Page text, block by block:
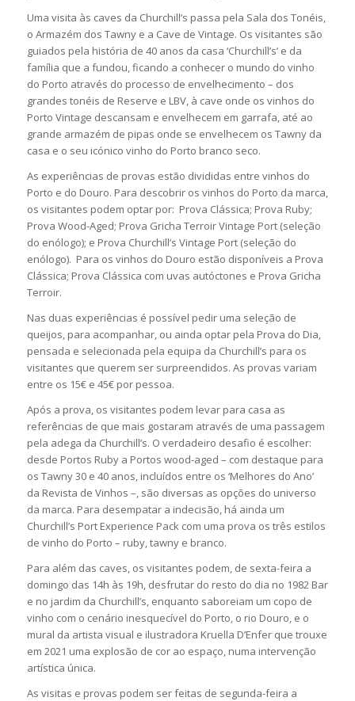
Uma visita às caves da Churchill’s passa pela Sala dos Tonéis,
o Armazém dos Tawny e a Cave de Vintage. Os visitantes são
guiados pela história de 40 anos da casa ‘Churchill’s’ e da
família que a fundou, ficando a conhecer o mundo do vinho
do Porto através do processo de envelhecimento – dos
grandes tonéis de Reserve e LBV, à cave onde os vinhos do
Porto Vintage descansam e envelhecem em garrafa, até ao
grande armazém de pipas onde se envelhecem os Tawny da
casa e o seu icónico vinho do Porto branco seco.
As experiências de provas estão divididas entre vinhos do
Porto e do Douro. Para descobrir os vinhos do Porto da marca,
os visitantes podem optar por: Prova Clássica; Prova Ruby;
Prova Wood-Aged; Prova Gricha Terroir Vintage Port (seleção
do enólogo); e Prova Churchill’s Vintage Port (seleção do
enólogo). Para os vinhos do Douro estão disponíveis a Prova
Clássica; Prova Clássica com uvas autóctones e Prova Gricha
Terroir.
Nas duas experiências é possível pedir uma seleção de
queijos, para acompanhar, ou ainda optar pela Prova do Dia,
pensada e selecionada pela equipa da Churchill’s para os
visitantes que querem ser surpreendidos. As provas variam
entre os 15€ e 45€ por pessoa.
Após a prova, os visitantes podem levar para casa as
referências de que mais gostaram através de uma passagem
pela adega da Churchill’s. O verdadeiro desafio é escolher:
desde Portos Ruby a Portos wood-aged – com destaque para
os Tawny 30 e 40 anos, incluídos entre os ‘Melhores do Ano’
da Revista de Vinhos –, são diversas as opções do universo
da marca. Para desempatar a indecisão, há ainda um
Churchill’s Port Experience Pack com uma prova os três estilos
de vinho do Porto – ruby, tawny e branco.
Para além das caves, os visitantes podem, de sexta-feira a
domingo das 14h às 19h, desfrutar do resto do dia no 1982 Bar
e no jardim da Churchill’s, enquanto saboreiam um copo de
vinho com o cenário inesquecível do Porto, o rio Douro, e o
mural da artista visual e ilustradora Kruella D’Enfer que trouxe
em 2021 uma explosão de cor ao espaço, numa intervenção
artística única.
As visitas e provas podem ser feitas de segunda-feira a